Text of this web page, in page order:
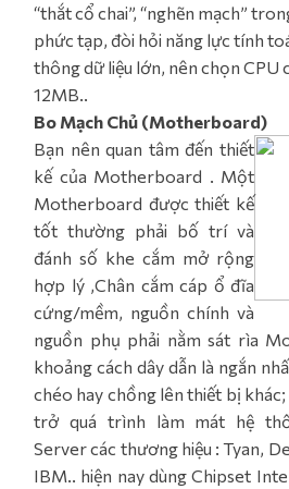
“thắt cổ chai”, “nghẽn mạch”
phức tạp, đòi hỏi năng lực tính
thông dữ liệu lớn, nên chọn CPU
12MB..
Bo Mạch Chủ (Motherboard)
Bạn nên quan tâm đến thiết
kế của Motherboard . Một
Motherboard được thiết kế
tốt thường phải bố trí và
đánh số khe cắm mở rộng
hợp lý ,Chân cắm cáp ổ đĩa
cứng/mềm, nguồn chính và
nguồn phụ phải nằm sát rìa
khoảng cách dây dẫn là ngắn
chéo hay chồng lên thiết bị khác;
trở quá trình làm mát hệ
Server các thương hiệu : Tyan,
IBM.. hiện nay dùng Chipset